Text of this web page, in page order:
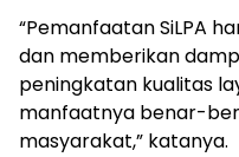
“Pemanfaatan SiLPA
dan memberikan
peningkatan kualitas
manfaatnya benar-
masyarakat,” katanya.